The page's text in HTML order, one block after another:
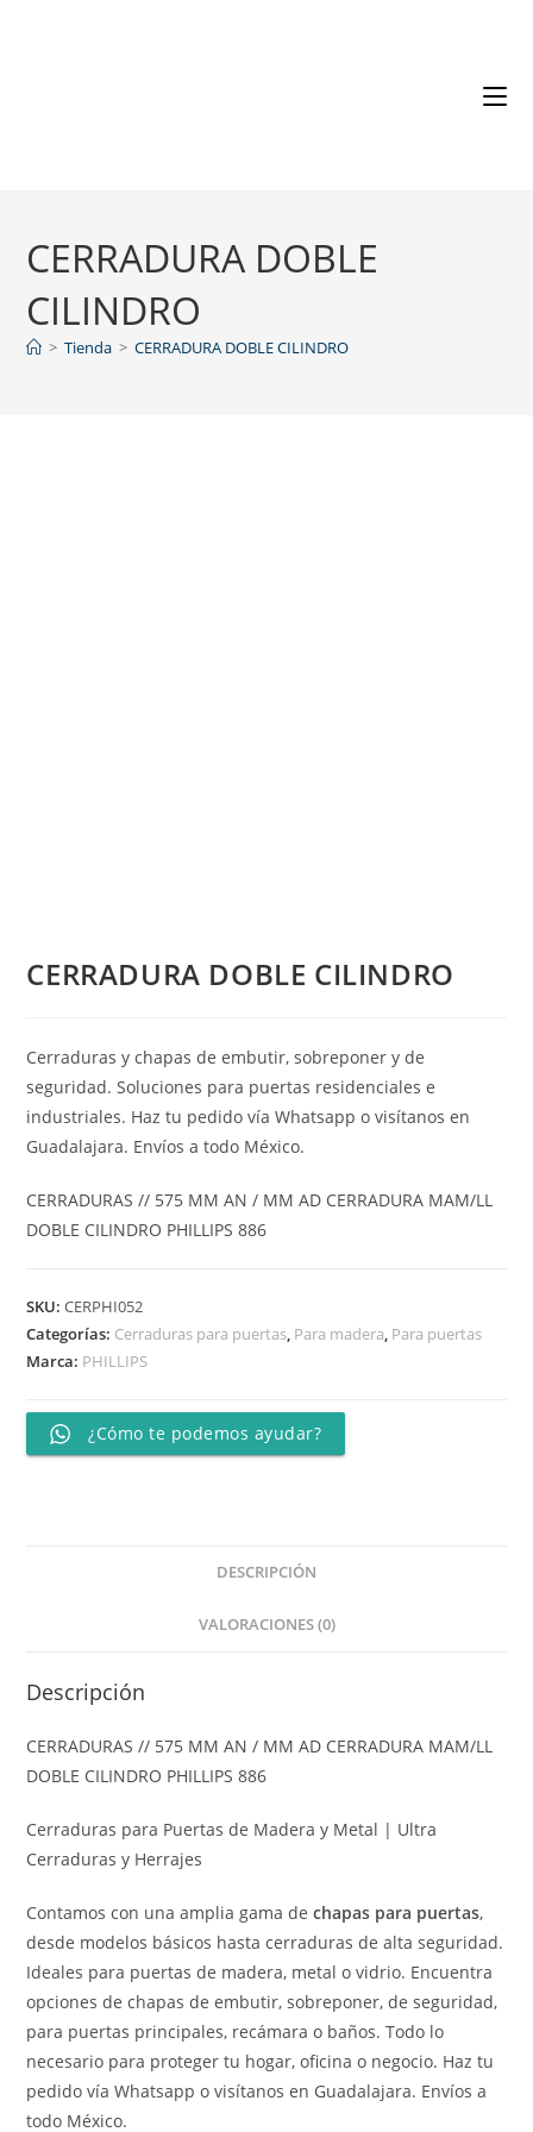
CERRADURA DOBLE
CILINDRO
> Tienda > CERRADURA DOBLE CILINDRO
CERRADURA DOBLE CILINDRO
Cerraduras y chapas de embutir, sobreponer y de
seguridad. Soluciones para puertas residenciales e
industriales. Haz tu pedido vía Whatsapp o visítanos en
Guadalajara. Envíos a todo México.
CERRADURAS // 575 MM AN / MM AD CERRADURA MAM/LL
DOBLE CILINDRO PHILLIPS 886
SKU:CERPHI052
Categorías: Cerraduras para puertas, Para madera, Para puertas
Marca: PHILLIPS
¿Cómo te podemos ayudar?
DESCRIPCIÓN
VALORACIONES (0)
Descripción
CERRADURAS // 575 MM AN / MM AD CERRADURA MAM/LL
DOBLE CILINDRO PHILLIPS 886
Cerraduras para Puertas de Madera y Metal | Ultra
Cerraduras y Herrajes
Contamos con una amplia gama dechapas para puertas,
desde modelos básicos hasta cerraduras de alta seguridad.
Ideales para puertas de madera, metal o vidrio. Encuentra
opciones de chapas de embutir, sobreponer, de seguridad,
para puertas principales, recámara o baños. Todo lo
necesario para proteger tu hogar, oficina o negocio. Haz tu
pedido vía Whatsapp o visítanos en Guadalajara. Envíos a
todo México.